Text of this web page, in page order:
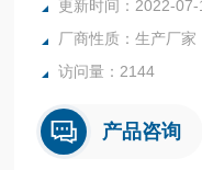
1000 mg/L、1000～
氨氮：0.02～25mg/L
总磷：0.00～10mg/L
更新时间：2022-07-
厂商性质：生产厂家
访问量：2144
产品咨询